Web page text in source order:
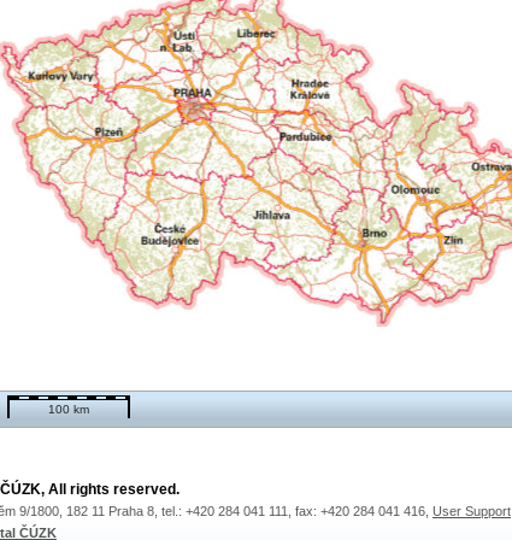
100 km
All rights reserved.
9/1800, 182 11 Praha 8, tel.: +420 284 041 111, fax: +420 284 041 416, User Support
ČÚZK